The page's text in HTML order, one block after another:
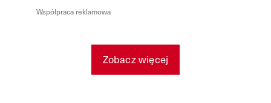
Współpraca reklamowa
Zobacz więcej